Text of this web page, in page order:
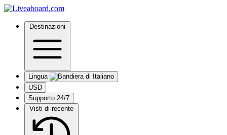
Destinazioni
Lingua
USD
Supporto 24/7
Visti di recente